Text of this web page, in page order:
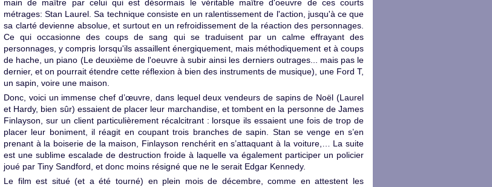
main de maître par celui qui est désormais le véritable maître d'oeuvre de ces courts
métrages: Stan Laurel. Sa technique consiste en un ralentissement de l'action, jusqu'à ce que
sa clarté devienne absolue, et surtout en un refroidissement de la réaction des personnages.
Ce qui occasionne des coups de sang qui se traduisent par un calme effrayant des
personnages, y compris lorsqu'ils assaillent énergiquement, mais méthodiquement et à coups
de hache, un piano (Le deuxième de l'oeuvre à subir ainsi les derniers outrages... mais pas le
dernier, et on pourrait étendre cette réflexion à bien des instruments de musique), une Ford T,
un sapin, voire une maison.
Donc, voici un immense chef d’œuvre, dans lequel deux vendeurs de sapins de Noël (Laurel
et Hardy, bien sûr) essaient de placer leur marchandise, et tombent en la personne de James
Finlayson, sur un client particulièrement récalcitrant : lorsque ils essaient une fois de trop de
placer leur boniment, il réagit en coupant trois branches de sapin. Stan se venge en s’en
prenant à la boiserie de la maison, Finlayson renchérit en s’attaquant à la voiture,… La suite
est une sublime escalade de destruction froide à laquelle va également participer un policier
joué par Tiny Sandford, et donc moins résigné que ne le serait Edgar Kennedy.
Le film est situé (et a été tourné) en plein mois de décembre, comme en attestent les